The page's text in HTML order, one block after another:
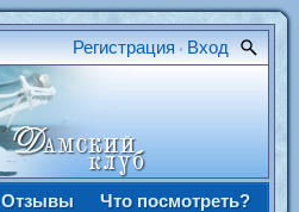
Регистрация • Вход
Отзывы
Что посмотреть?